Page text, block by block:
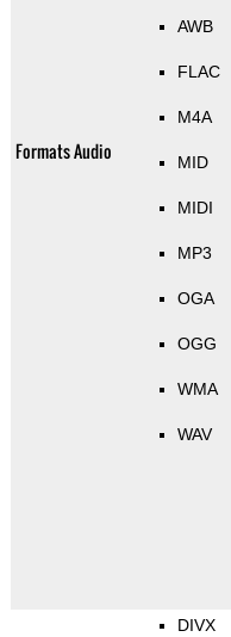
Formats Audio
AWB
FLAC
M4A
MID
MIDI
MP3
OGA
OGG
WMA
WAV
DIVX